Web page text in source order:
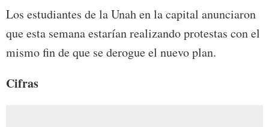
Los estudiantes de la Unah en la capital anunciaron
que esta semana estarían realizando protestas con el
mismo fin de que se derogue el nuevo plan.
Cifras